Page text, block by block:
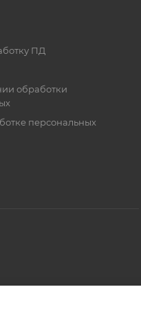
ПД
обработки
персональных